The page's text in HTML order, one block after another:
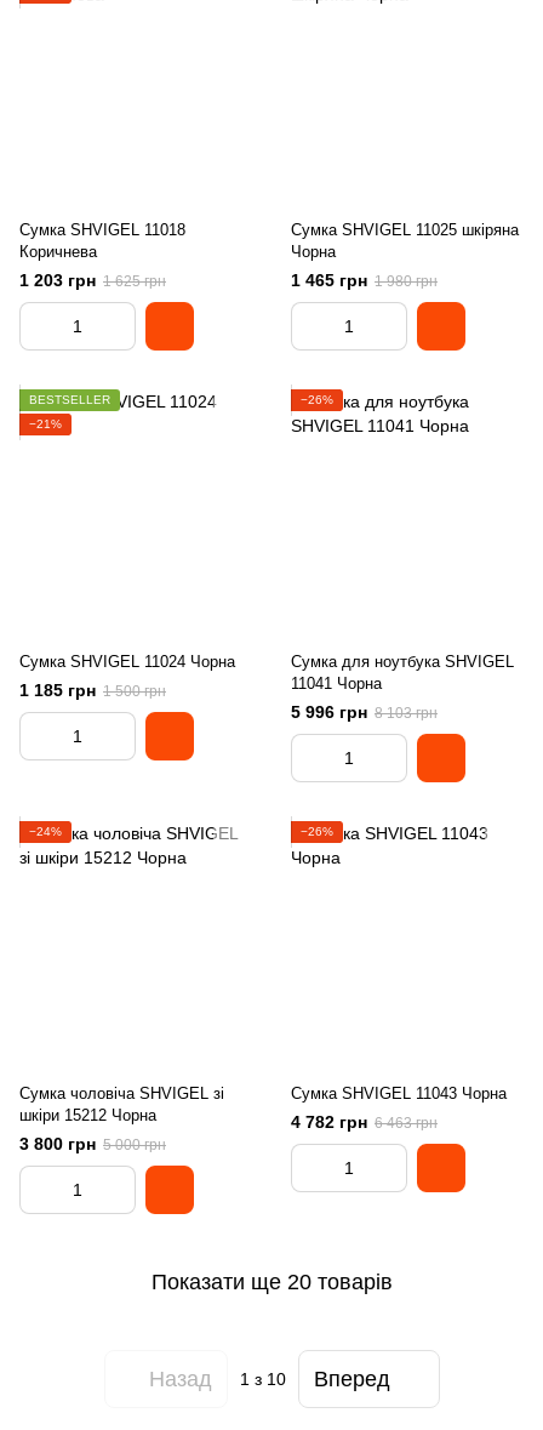
Сумка SHVIGEL 11018
Коричнева
1 203 грн 1 625 грн
Сумка SHVIGEL 11025 шкіряна
Чорна
1 465 грн 1 980 грн
BESTSELLER
−21%
Сумка SHVIGEL 11024 Чорна
1 185 грн 1 500 грн
−26%
Сумка для ноутбука SHVIGEL
11041 Чорна
5 996 грн 8 103 грн
−24%
Сумка чоловіча SHVIGEL зі
шкіри 15212 Чорна
3 800 грн 5 000 грн
−26%
Сумка SHVIGEL 11043 Чорна
4 782 грн 6 463 грн
Показати ще 20 товарів
Назад 1 з 10 Вперед